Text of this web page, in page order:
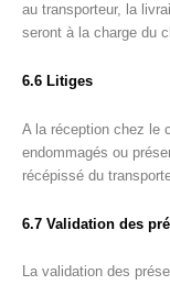
au transporteur, la
seront à la charge du
6.6 Litiges
A la réception chez le
endommagés ou
récépissé du
6.7 Validation des
La validation des